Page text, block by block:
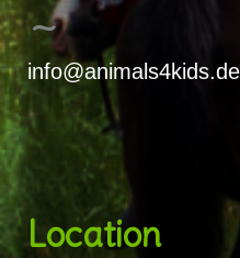
info@animals4kids.de
Location